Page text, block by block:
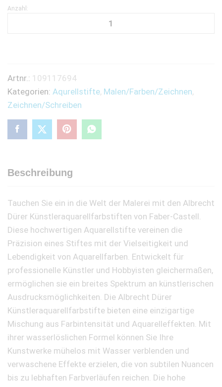
Aquarellstift
Anzahl:
Artnr.: 109117694
Kategorien: Aqurellstifte, Malen/Farben/Zeichnen,
Zeichnen/Schreiben
Beschreibung
Tauchen Sie ein in die Welt der Malerei mit den Albrecht
Dürer Künstleraquarellfarbstiften von Faber-Castell.
Diese hochwertigen Aquarellstifte vereinen die
Präzision eines Stiftes mit der Vielseitigkeit und
Lebendigkeit von Aquarellfarben. Entwickelt für
professionelle Künstler und Hobbyisten gleichermaßen,
ermöglichen sie ein breites Spektrum an künstlerischen
Ausdrucksmöglichkeiten. Die Albrecht Dürer
Künstleraquarellfarbstifte bieten eine einzigartige
Mischung aus Farbintensität und Aquarelleffekten. Mit
ihrer wasserlöslichen Formel können Sie Ihre
Kunstwerke mühelos mit Wasser verblenden und
verwaschene Effekte erzielen, die von subtilen Nuancen
bis zu lebhaften Farbverläufen reichen. Die hohe